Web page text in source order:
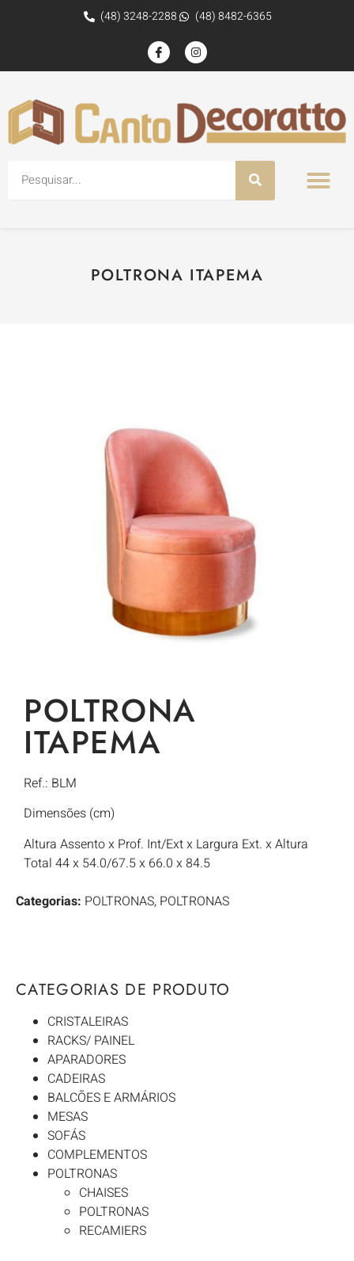
(48) 3248-2288 (48) 8482-6365
POLTRONA ITAPEMA
CATEGORIAS DE PRODUTO
CRISTALEIRAS
RACKS/ PAINEL
APARADORES
CADEIRAS
BALCÕES E ARMÁRIOS
MESAS
SOFÁS
COMPLEMENTOS
POLTRONAS
CHAISES
POLTRONAS
RECAMIERS
POLTRONA
ITAPEMA
Ref.: BLM
Dimensões (cm)
Altura Assento x Prof. Int/Ext x Largura Ext. x Altura
Total 44 x 54.0/67.5 x 66.0 x 84.5
Categorias: POLTRONAS, POLTRONAS